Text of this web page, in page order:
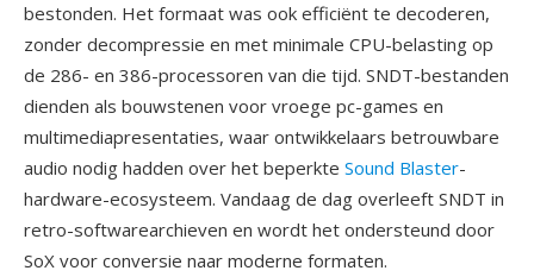
bestonden. Het formaat was ook efficiënt te decoderen,
zonder decompressie en met minimale CPU-belasting op
de 286- en 386-processoren van die tijd. SNDT-bestanden
dienden als bouwstenen voor vroege pc-games en
multimediapresentaties, waar ontwikkelaars betrouwbare
audio nodig hadden over het beperkte Sound Blaster-
hardware-ecosysteem. Vandaag de dag overleeft SNDT in
retro-softwarearchieven en wordt het ondersteund door
SoX voor conversie naar moderne formaten.